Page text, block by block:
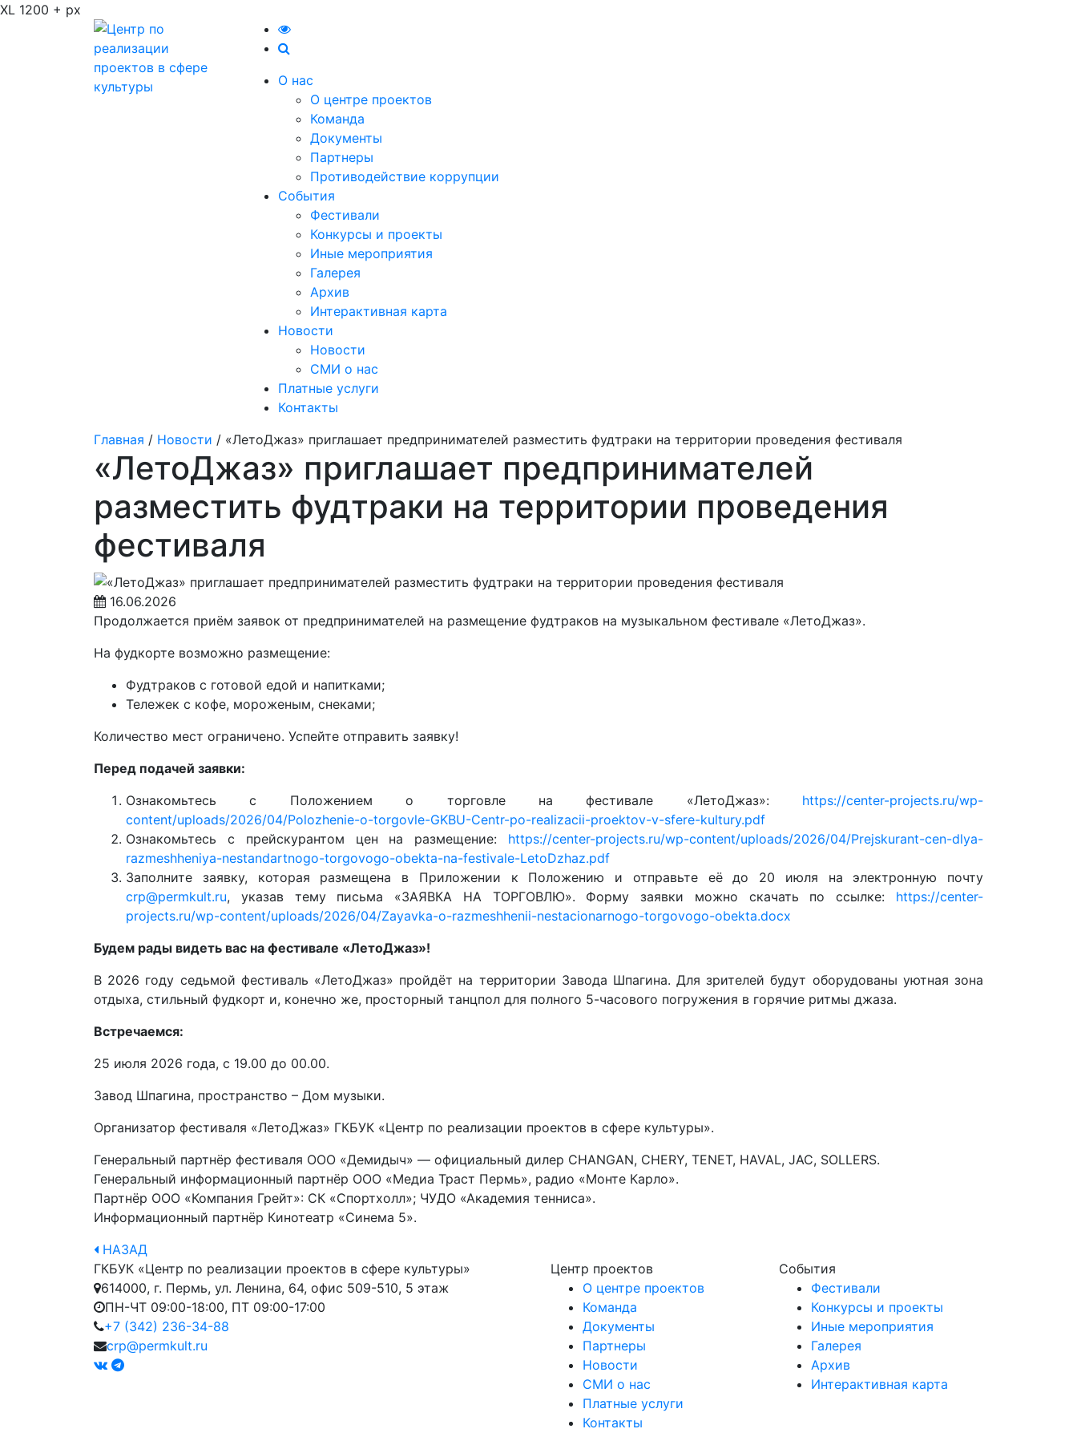
XL 1200 + px
О нас
О центре проектов
Команда
Документы
Партнеры
Противодействие коррупции
События
Фестивали
Конкурсы и проекты
Иные мероприятия
Галерея
Архив
Интерактивная карта
Новости
Новости
СМИ о нас
Платные услуги
Контакты
Главная / Новости / «ЛетоДжаз» приглашает предпринимателей разместить фудтраки на территории проведения фестиваля
«ЛетоДжаз» приглашает предпринимателей
разместить фудтраки на территории проведения
фестиваля
16.06.2026
Продолжается приём заявок от предпринимателей на размещение фудтраков на музыкальном фестивале «ЛетоДжаз».
На фудкорте возможно размещение:
Фудтраков с готовой едой и напитками;
Тележек с кофе, мороженым, снеками;
Количество мест ограничено. Успейте отправить заявку!
Перед подачей заявки:
Ознакомьтесь с Положением о торговле на фестивале «ЛетоДжаз»: https://center-projects.ru/wp-
content/uploads/2026/04/Polozhenie-o-torgovle-GKBU-Centr-po-realizacii-proektov-v-sfere-kultury.pdf
Ознакомьтесь с прейскурантом цен на размещение: https://center-projects.ru/wp-content/uploads/2026/04/Prejskurant-cen-dlya-
razmeshheniya-nestandartnogo-torgovogo-obekta-na-festivale-LetoDzhaz.pdf
Заполните заявку, которая размещена в Приложении к Положению и отправьте её до 20 июля на электронную почту
crp@permkult.ru, указав тему письма «ЗАЯВКА НА ТОРГОВЛЮ». Форму заявки можно скачать по ссылке: https://center-
projects.ru/wp-content/uploads/2026/04/Zayavka-o-razmeshhenii-nestacionarnogo-torgovogo-obekta.docx
Будем рады видеть вас на фестивале «ЛетоДжаз»!
В 2026 году седьмой фестиваль «ЛетоДжаз» пройдёт на территории Завода Шпагина. Для зрителей будут оборудованы уютная зона
отдыха, стильный фудкорт и, конечно же, просторный танцпол для полного 5-часового погружения в горячие ритмы джаза.
Встречаемся:
25 июля 2026 года, с 19.00 до 00.00.
Завод Шпагина, пространство – Дом музыки.
Организатор фестиваля «ЛетоДжаз» ГКБУК «Центр по реализации проектов в сфере культуры».
Генеральный партнёр фестиваля ООО «Демидыч» — официальный дилер CHANGAN, CHERY, TENET, HAVAL, JAC, SOLLERS.
Генеральный информационный партнёр ООО «Медиа Траст Пермь», радио «Монте Карло».
Партнёр ООО «Компания Грейт»: СК «Спортхолл»; ЧУДО «Академия тенниса».
Информационный партнёр Кинотеатр «Синема 5».
НАЗАД
ГКБУК «Центр по реализации проектов в сфере культуры»
614000, г. Пермь, ул. Ленина, 64, офис 509-510, 5 этаж
ПН-ЧТ 09:00-18:00, ПТ 09:00-17:00
+7 (342) 236-34-88
crp@permkult.ru
Центр проектов
О центре проектов
Команда
Документы
Партнеры
Новости
СМИ о нас
Платные услуги
Контакты
События
Фестивали
Конкурсы и проекты
Иные мероприятия
Галерея
Архив
Интерактивная карта